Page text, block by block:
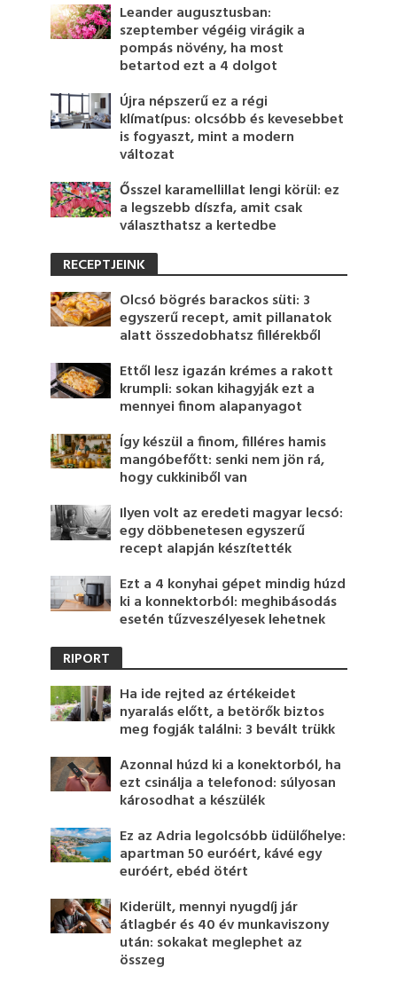
Leander augusztusban:
szeptember végéig virágik a
pompás növény, ha most
betartod ezt a 4 dolgot
Újra népszerű ez a régi
klímatípus: olcsóbb és kevesebbet
is fogyaszt, mint a modern
változat
Ősszel karamellillat lengi körül: ez
a legszebb díszfa, amit csak
választhatsz a kertedbe
RECEPTJEINK
Olcsó bögrés barackos süti: 3
egyszerű recept, amit pillanatok
alatt összedobhatsz fillérekből
Ettől lesz igazán krémes a rakott
krumpli: sokan kihagyják ezt a
mennyei finom alapanyagot
Így készül a finom, filléres hamis
mangóbefőtt: senki nem jön rá,
hogy cukkiniből van
Ilyen volt az eredeti magyar lecsó:
egy döbbenetesen egyszerű
recept alapján készítették
Ezt a 4 konyhai gépet mindig húzd
ki a konnektorból: meghibásodás
esetén tűzveszélyesek lehetnek
RIPORT
Ha ide rejted az értékeidet
nyaralás előtt, a betörők biztos
meg fogják találni: 3 bevált trükk
Azonnal húzd ki a konektorból, ha
ezt csinálja a telefonod: súlyosan
károsodhat a készülék
Ez az Adria legolcsóbb üdülőhelye:
apartman 50 euróért, kávé egy
euróért, ebéd ötért
Kiderült, mennyi nyugdíj jár
átlagbér és 40 év munkaviszony
után: sokakat meglephet az
összeg